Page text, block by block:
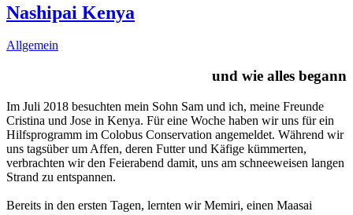
Nashipai Kenya
Allgemein
und wie alles begann
Im Juli 2018 besuchten mein Sohn Sam und ich, meine Freunde
Cristina und Jose in Kenya. Für eine Woche haben wir uns für ein
Hilfsprogramm im Colobus Conservation angemeldet. Während wir
uns tagsüber um Affen, deren Futter und Käfige kümmerten,
verbrachten wir den Feierabend damit, uns am schneeweisen langen
Strand zu entspannen.
Bereits in den ersten Tagen, lernten wir Memiri, einen Maasai